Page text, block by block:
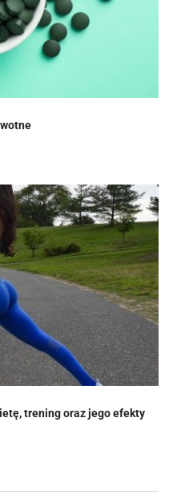
trening oraz jego efekty